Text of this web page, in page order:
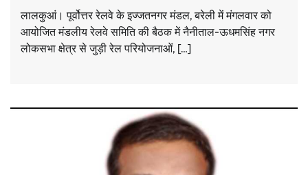
लालकुआं। पूर्वोत्तर रेलवे के इज्जतनगर मंडल, बरेली में मंगलवार को
आयोजित मंडलीय रेलवे समिति की बैठक में नैनीताल-ऊधमसिंह नगर
लोकसभा क्षेत्र से जुड़ी रेल परियोजनाओं, […]